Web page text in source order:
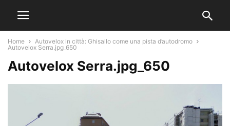
Home
Autovelox in città: Ghisallo come una pista d’autodromo
Autovelox Serra.jpg_650
Autovelox Serra.jpg_650